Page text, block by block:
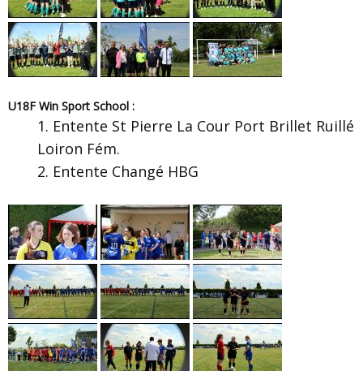
U18F Win Sport School :
Entente St Pierre La Cour Port Brillet Ruillé
Loiron Fém.
Entente Changé HBG